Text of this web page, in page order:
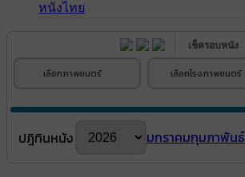
หนังไทย
เช็ครอบหนัง
เลือกภาพยนตร์ เลือกโรงภาพยนตร์
ปฎิทินหนัง มกราคมกุมภาพันธ์